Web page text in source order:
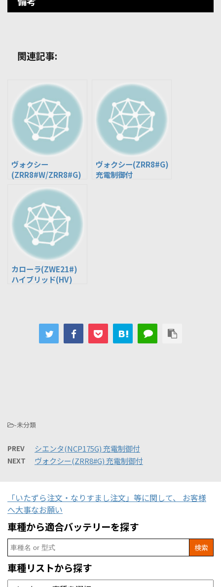
関連記事:
ヴォクシー
(ZRR8#W/ZRR8#G)
ヴォクシー(ZRR8#G)
充電制御付
カローラ(ZWE21#)
ハイブリッド(HV)
-未分類
PREV シエンタ(NCP175G) 充電制御付
NEXT ヴォクシー(ZRR8#G) 充電制御付
「いたずら注文・なりすまし注文」等に関して、 お客様
へ大事なお願い
車種から適合バッテリーを探す
Search
for:
車種リストから探す